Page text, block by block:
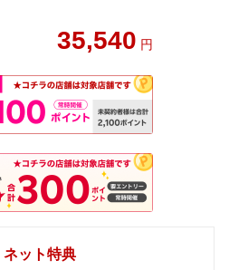
35,540 円
ネット特典